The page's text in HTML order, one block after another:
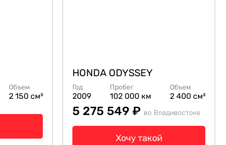
Объем
2 150 см³
HONDA ODYSSEY
Год
2009
Пробег
102 000 км
Объем
2 400 см³
5 275 549 ₽ во Владивостоке
Хочу такой